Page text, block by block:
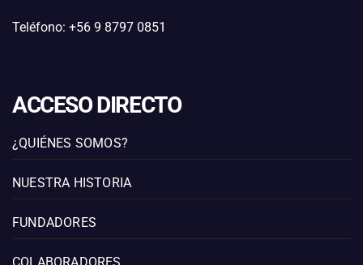
Teléfono: +56 9 8797 0851
ACCESO DIRECTO
¿QUIÉNES SOMOS?
NUESTRA HISTORIA
FUNDADORES
COLABORADORES